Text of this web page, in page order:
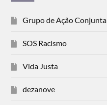
Grupo de Ação Conjunta
SOS Racismo
Vida Justa
dezanove